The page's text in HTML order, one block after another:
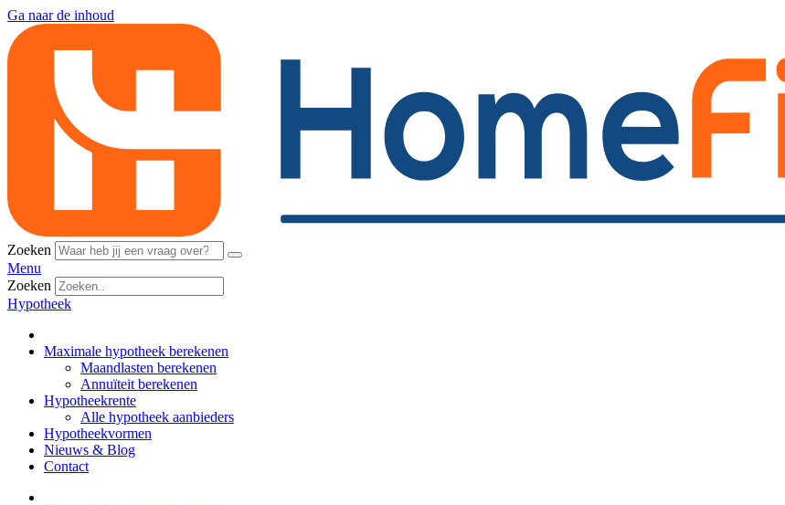
Ga naar de inhoud
Zoeken
Menu
Zoeken
Hypotheek
Maximale hypotheek berekenen
Maandlasten berekenen
Annuïteit berekenen
Hypotheekrente
Alle hypotheek aanbieders
Hypotheekvormen
Nieuws & Blog
Contact